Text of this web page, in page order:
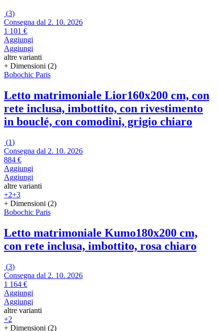
(3)
Consegna dal 2. 10. 2026
1 101 €
Aggiungi
Aggiungi
altre varianti
+ Dimensioni (2)
Bobochic Paris
Letto matrimoniale Lior160x200 cm, con
rete inclusa, imbottito, con rivestimento
in bouclé, con comodini, grigio chiaro
(1)
Consegna dal 2. 10. 2026
884 €
Aggiungi
Aggiungi
altre varianti
+2+3
+ Dimensioni (2)
Bobochic Paris
Letto matrimoniale Kumo180x200 cm,
con rete inclusa, imbottito, rosa chiaro
(3)
Consegna dal 2. 10. 2026
1 164 €
Aggiungi
Aggiungi
altre varianti
+2
+ Dimensioni (2)